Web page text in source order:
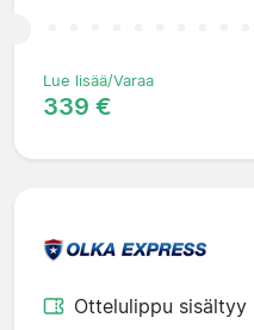
Lue lisää/Varaa
339 €
Ottelulippu sisältyy